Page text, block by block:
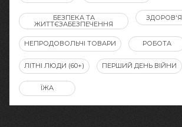
БЕЗПЕКА ТА
ЖИТТЄЗАБЕЗПЕЧЕННЯ
ЗДОРОВ'Я
НЕПРОДОВОЛЬЧІ ТОВАРИ РОБОТА
ЛІТНІ ЛЮДИ (60+) ПЕРШИЙ ДЕНЬ ВІЙНИ
ЇЖА